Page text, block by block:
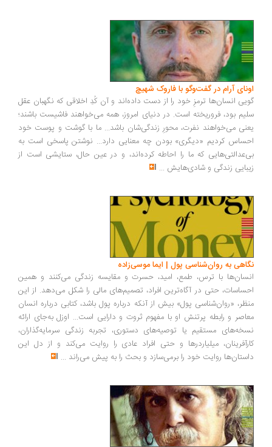
آرام در گفت‌وگو با فاروک شهیچ‭
انسان‌ها ترمزِ خود را از دست داده‌اند و آن کُدِ اخلاقی که نگهبان عقل
بود، فروریخته است. در دنیای امروز، همه می‌خواهند فاشیست باشند؛
می‌خواهند نفرت، محورِ زندگی‌شان باشد... ما با گوشت و پوست خود
کردیم «دیگری» بودن چه معنایی دارد... نوشتن پاسخی است به
که ما را احاطه کرده‌اند، و در عین حال، ستایشی است از
زندگی و شادی‌هایش...
به روان‌شناسی پول | ایما موسی‌زاده
با ترس، طمع، امید، حسرت و مقایسه زندگی می‌کنند و همین
حتی در آگاه‌ترین افراد، تصمیم‌های مالی را شکل می‌دهد. از این
«روان‌شناسی پول» بیش از آنکه درباره پول باشد، کتابی درباره انسان
و رابطه پرتنش او با مفهوم ثروت و دارایی است... اوزل به‌جای ارائه
مستقیم یا توصیه‌های دستوری، تجربه زندگی سرمایه‌گذاران،
میلیاردرها و حتی افراد عادی را روایت می‌کند و از دل این
روایت خود را برمی‌سازد و بحث را به پیش می‌راند ...